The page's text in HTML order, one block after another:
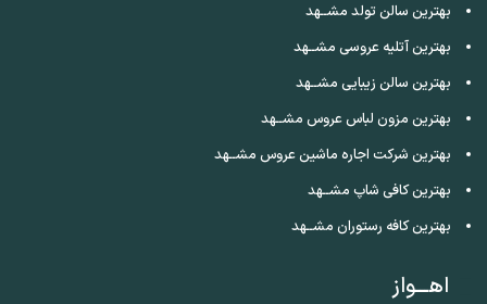
بهترین سالن تولد مشــهد
بهترین آتلیه عروسی مشــهد
بهترین سالن زیبایی مشــهد
بهترین مزون لباس عروس مشــهد
بهترین شرکت اجاره ماشین عروس مشــهد
بهترین کافی شاپ مشــهد
بهترین کافه رستوران مشــهد
اهـــواز